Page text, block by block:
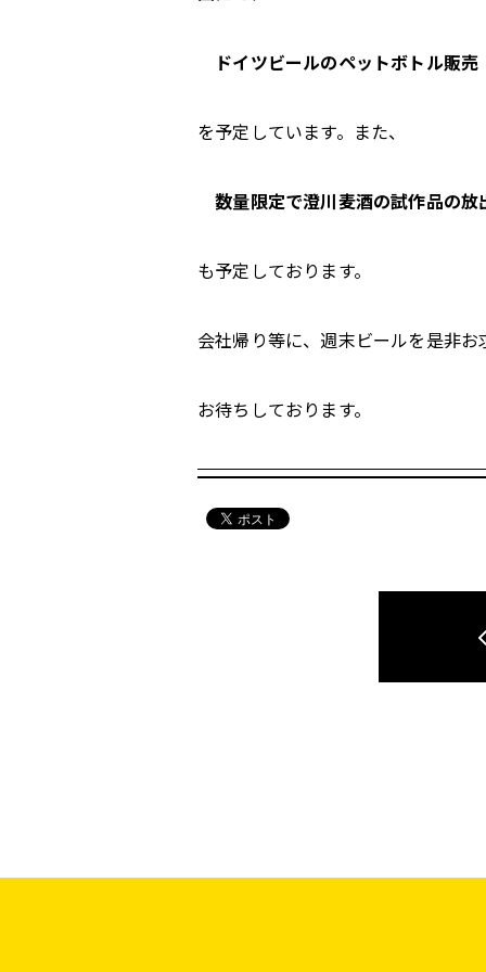
ドイツビールのペットボトル販売
を予定しています。また、
数量限定で澄川麦酒の試作品の放
も予定しております。
会社帰り等に、週末ビールを是非お
お待ちしております。